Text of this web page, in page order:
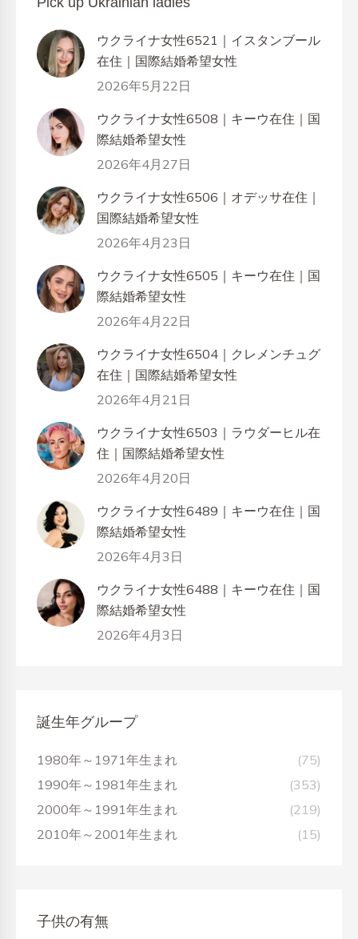
ウクライナ女性6521｜イスタンブール
在住｜国際結婚希望女性
2026年5月22日
ウクライナ女性6508｜キーウ在住｜国
際結婚希望女性
2026年4月27日
ウクライナ女性6506｜オデッサ在住｜
国際結婚希望女性
2026年4月23日
ウクライナ女性6505｜キーウ在住｜国
際結婚希望女性
2026年4月22日
ウクライナ女性6504｜クレメンチュグ
在住｜国際結婚希望女性
2026年4月21日
ウクライナ女性6503｜ラウダーヒル在
住｜国際結婚希望女性
2026年4月20日
ウクライナ女性6489｜キーウ在住｜国
際結婚希望女性
2026年4月3日
ウクライナ女性6488｜キーウ在住｜国
際結婚希望女性
2026年4月3日
誕生年グループ
1980年～1971年生まれ
(75)
1990年～1981年生まれ
(353)
2000年～1991年生まれ
(219)
2010年～2001年生まれ
(15)
子供の有無